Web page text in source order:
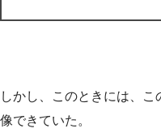
しかし、このときには、
像できていた。